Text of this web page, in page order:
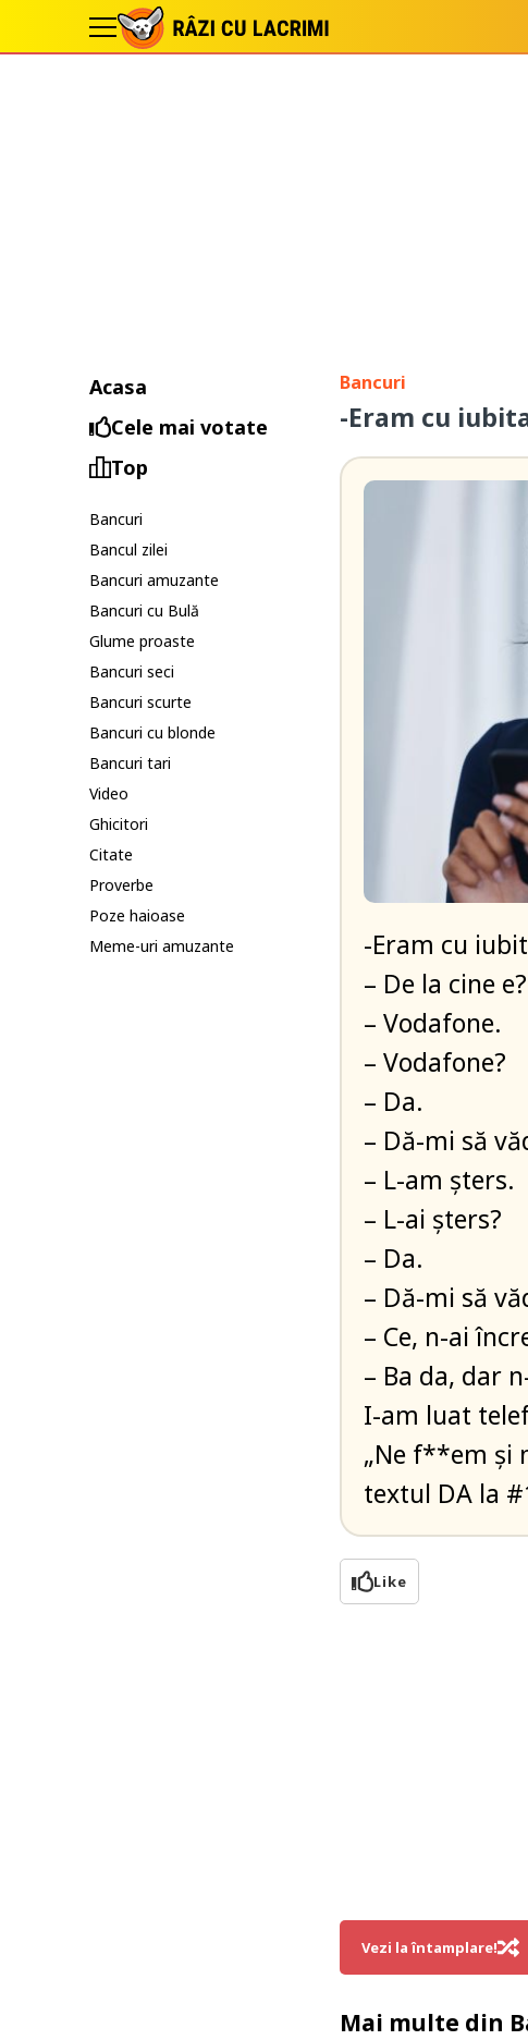
Acasa
Cele mai votate
Top
Bancuri
Bancul zilei
Bancuri amuzante
Bancuri cu Bulă
Glume proaste
Bancuri seci
Bancuri scurte
Bancuri cu blonde
Bancuri tari
Video
Ghicitori
Citate
Proverbe
Poze haioase
Meme-uri amuzante
Bancuri
-Eram cu
-Eram cu
– De la cine e?
– Vodafone.
– Vodafone?
– Da.
– Dă-mi să
– L-am şters.
– L-ai şters?
– Da.
– Dă-mi să
– Ce, n-ai
– Ba da, dar
I-am luat
„Ne f**em şi
textul DA la
Like
Vezi la întamplare!
Mai multe din